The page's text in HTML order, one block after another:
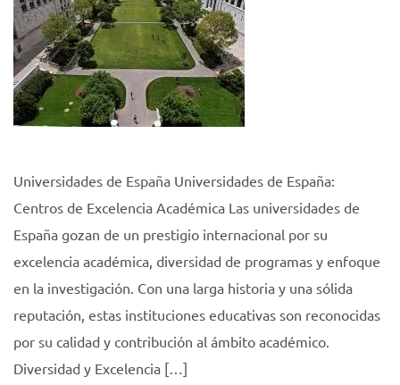
Universidades de España Universidades de España:
Centros de Excelencia Académica Las universidades de
España gozan de un prestigio internacional por su
excelencia académica, diversidad de programas y enfoque
en la investigación. Con una larga historia y una sólida
reputación, estas instituciones educativas son reconocidas
por su calidad y contribución al ámbito académico.
Diversidad y Excelencia […]